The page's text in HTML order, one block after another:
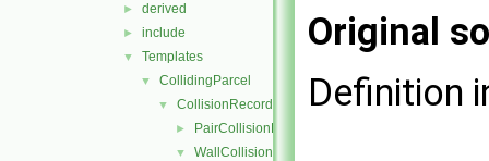
► derived
► include
▼ Templates
▼ CollidingParcel
▼ CollisionRecordList
► PairCollisionRecord
▼
WallCollisionRecord
Original
Definition